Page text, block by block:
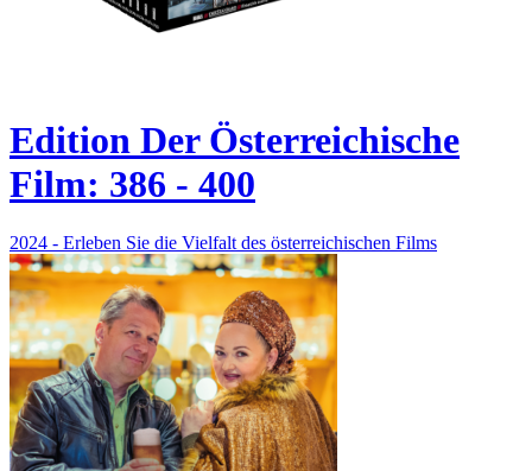
Edition Der Österreichische
Film: 386 - 400
2024 - Erleben Sie die Vielfalt des österreichischen Films